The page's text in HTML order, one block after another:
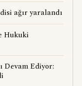
ağır yaralandı
Hukuki
Devam Ediyor: